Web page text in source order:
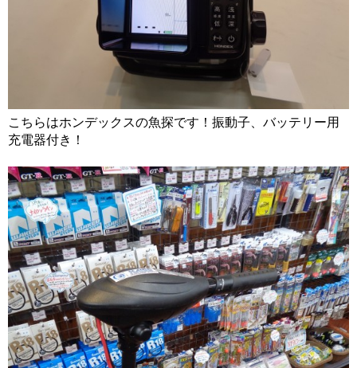
こちらはホンデックスの魚探です！振動子、バッテリー用
充電器付き！